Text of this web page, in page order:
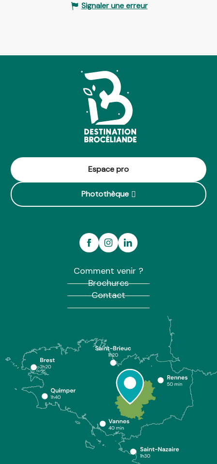
Signaler une erreur
Espace pro
Photothèque
Comment venir ?
Brochures
Contact